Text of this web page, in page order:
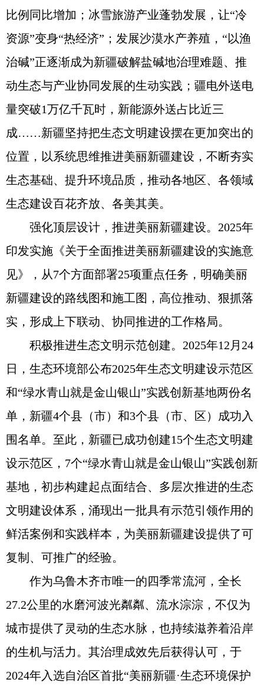
比例同比增加；冰雪旅游产业蓬勃发展，让“冷
资源”变身“热经济”；发展沙漠水产养殖，“以渔
治碱”正逐渐成为新疆破解盐碱地治理难题、推
动生态与产业协同发展的生动实践；疆电外送电
量突破1万亿千瓦时，新能源外送占比近三
成……新疆坚持把生态文明建设摆在更加突出的
位置，以系统思维推进美丽新疆建设，不断夯实
生态基础、提升环境品质，推动各地区、各领域
生态建设百花齐放、各美其美。
强化顶层设计，推进美丽新疆建设。2025年
印发实施《关于全面推进美丽新疆建设的实施意
见》，从7个方面部署25项重点任务，明确美丽
新疆建设的路线图和施工图，高位推动、狠抓落
实，形成上下联动、协同推进的工作格局。
积极推进生态文明示范创建。2025年12月24
日，生态环境部公布2025年生态文明建设示范区
和“绿水青山就是金山银山”实践创新基地两份名
单，新疆4个县（市）和3个县（市、区）成功入
围名单。至此，新疆已成功创建15个生态文明建
设示范区，7个“绿水青山就是金山银山”实践创新
基地，初步构建起点面结合、多层次推进的生态
文明建设体系，涌现出一批具有示范引领作用的
鲜活案例和实践样本，为美丽新疆建设提供了可
复制、可推广的经验。
作为乌鲁木齐市唯一的四季常流河，全长
27.2公里的水磨河波光粼粼、流水淙淙，不仅为
城市提供了灵动的生态水脉，也持续滋养着沿岸
的生机与活力。其治理成效先后获得认可，于
2024年入选自治区首批“美丽新疆·生态环境保护